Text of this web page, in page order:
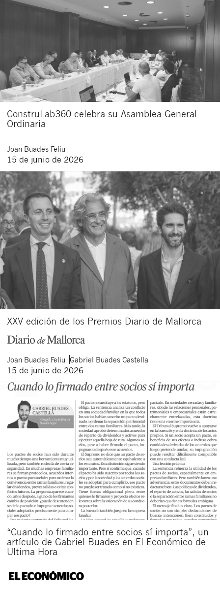
ConstruLab360 celebra su Asamblea General
Ordinaria
Joan Buades Feliu
15 de junio de 2026
XXV edición de los Premios Diario de Mallorca
Joan Buades Feliu Gabriel Buades Castella
15 de junio de 2026
“Cuando lo firmado entre socios sí importa”, un
artículo de Gabriel Buades en El Económico de
Ultima Hora
Cerrar